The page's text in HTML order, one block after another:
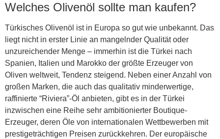
Welches Olivenöl sollte man kaufen?
Türkisches Olivenöl ist in Europa so gut wie unbekannt. Das
liegt nicht in erster Linie an mangelnder Qualität oder
unzureichender Menge – immerhin ist die Türkei nach
Spanien, Italien und Marokko der größte Erzeuger von
Oliven weltweit, Tendenz steigend. Neben einer Anzahl von
großen Marken, die auch das qualitativ minderwertige,
raffinierte “Riviera”-Öl anbieten, gibt es in der Türkei
inzwischen eine Reihe sehr ambitionierter Boutique-
Erzeuger, deren Öle von internationalen Wettbewerben mit
prestigeträchtigen Preisen zurückkehren. Der europäische